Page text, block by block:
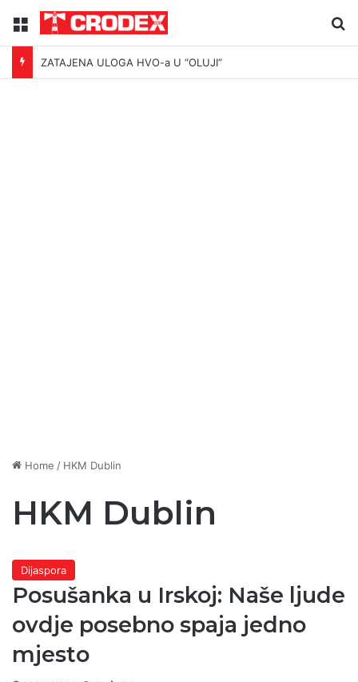
Menu
ZATAJENA ULOGA HVO-a U “OLUJI”
Home / HKM Dublin
HKM Dublin
Dijaspora
Posušanka u Irskoj: Naše ljude
ovdje posebno spaja jedno
mjesto